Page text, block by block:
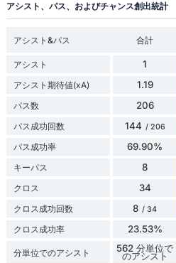
アシスト、パス、およびチャンス創出統計
アシスト&パス 合計
アシスト
1
アシスト期待値(xA) 1.19
パス数 206
パス成功回数 144 / 206
パス成功率 69.90%
キーパス 8
クロス 34
クロス成功回数 8 / 34
クロス成功率 23.53%
分単位でのアシスト 562 分単位で
のアシスト